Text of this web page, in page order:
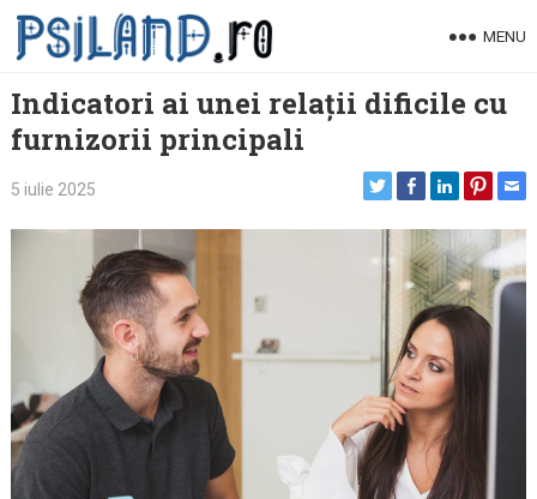
Skip
MENU
Indicatori ai unei relații dificile cu
furnizorii principali
5 iulie 2025